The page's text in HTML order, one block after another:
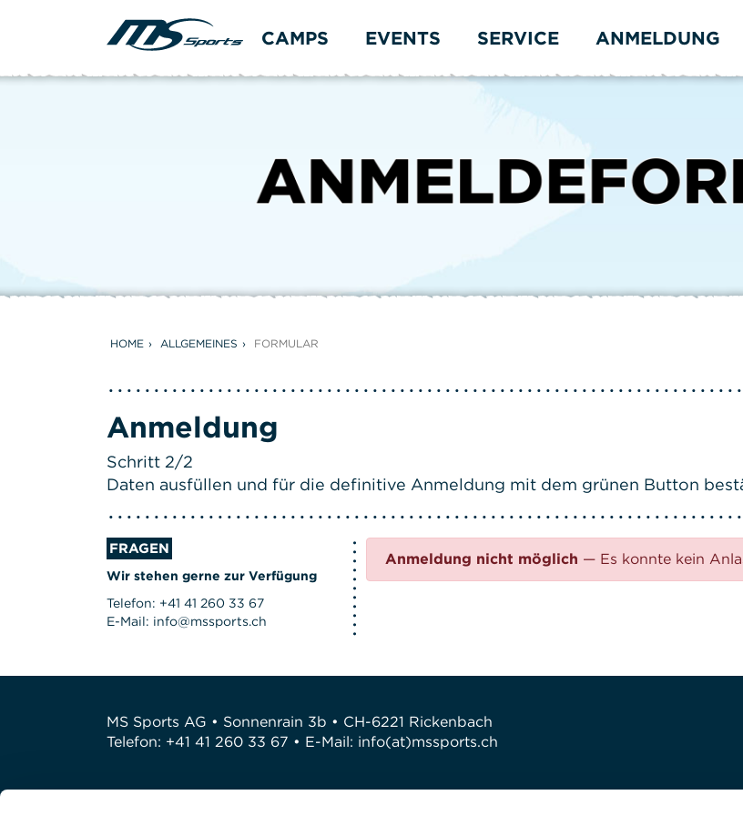
CAMPS EVENTS SERVICE ANMELDUNG
HOME ALLGEMEINES FORMULAR
Anmeldung
Schritt 2/2
Daten ausfüllen und für die definitive Anmeldung mit dem grünen Button
Anmeldung nicht möglich — Es konnte kein
FRAGEN
Wir stehen gerne zur Verfügung
Telefon: +41 41 260 33 67
E-Mail: info@mssports.ch
MS Sports AG • Sonnenrain 3b • CH-6221 Rickenbach
Telefon: +41 41 260 33 67 • E-Mail: info(at)mssports.ch